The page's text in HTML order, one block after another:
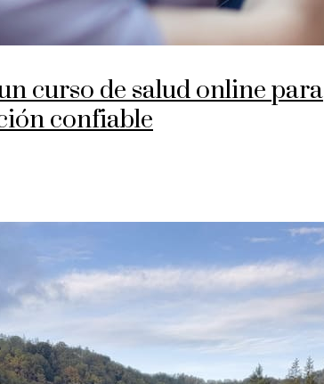
curso de salud online para
confiable